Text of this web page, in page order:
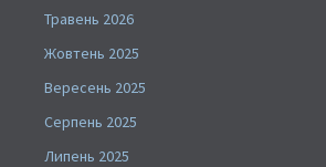
Травень 2026
Жовтень 2025
Вересень 2025
Серпень 2025
Липень 2025